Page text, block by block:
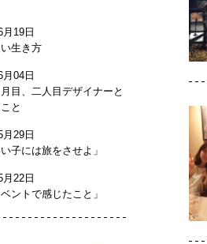
19日
生き方
04日
目、二人目デザイナーと
と
29日
い子には旅をさせよ」
22日
ベントで感じたこと」